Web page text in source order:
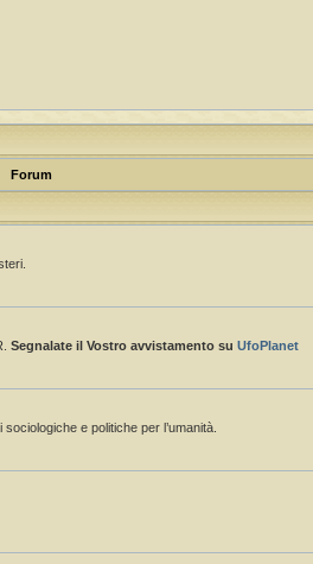
Forum
Segnalate il Vostro avvistamento su UfoPlanet
e politiche per l’umanità.